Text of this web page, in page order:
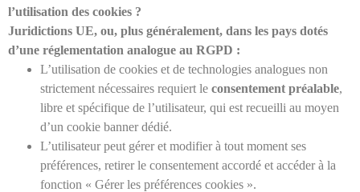
l’utilisation des cookies ?
Juridictions UE, ou, plus généralement, dans les pays dotés
d’une réglementation analogue au RGPD :
L’utilisation de cookies et de technologies analogues non
strictement nécessaires requiert le consentement préalable,
libre et spécifique de l’utilisateur, qui est recueilli au moyen
d’un cookie banner dédié.
L’utilisateur peut gérer et modifier à tout moment ses
préférences, retirer le consentement accordé et accéder à la
fonction « Gérer les préférences cookies ».